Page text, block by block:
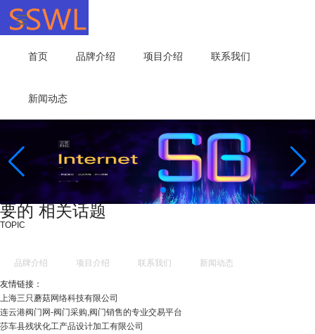
首页 品牌介绍 项目介绍 联系我们
新闻动态
要的 相关话题
TOPIC
品牌介绍 项目介绍 联系我们 新闻动态
友情链接：
上海三只蘑菇网络科技有限公司
连云港阀门网-阀门采购,阀门销售的专业交易平台
莎车县残状化工产品设计加工有限公司